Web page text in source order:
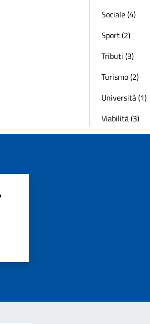
Sociale (4)
Sport (2)
Tributi (3)
Turismo (2)
Università (1)
Viabilità (3)